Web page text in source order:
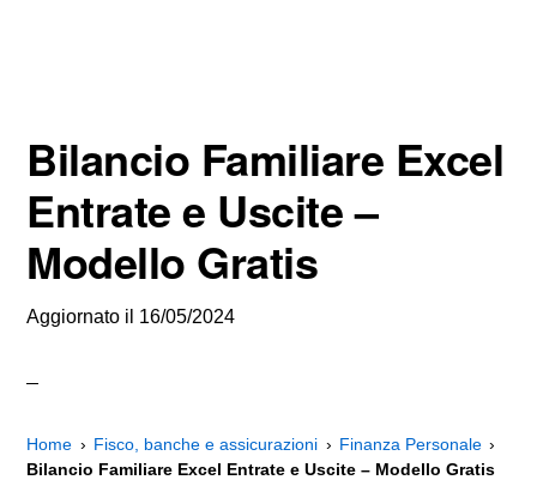
Bilancio Familiare Excel
Entrate e Uscite –
Modello Gratis
Aggiornato il 16/05/2024
Home Fisco, banche e assicurazioni
Finanza Personale
Bilancio Familiare Excel Entrate e Uscite – Modello Gratis